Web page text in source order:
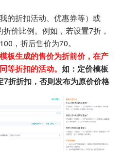
的折扣活动、优惠券等）或
价比例。例如，若设置7折，
，折后售价为70。
板生成的售价为折前价，在产
等折扣的活动。 如：定价模板
折折扣，否则发布为原价价格